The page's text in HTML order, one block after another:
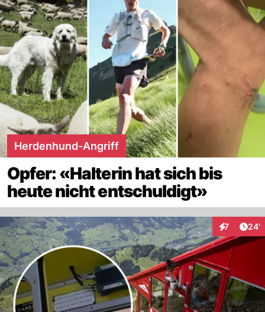
Herdenhund-Angriff
Opfer: «Halterin hat sich bis
heute nicht entschuldigt»
7 24'